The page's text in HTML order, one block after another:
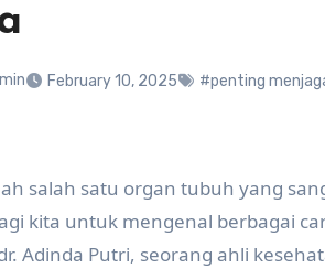
February 10, 2025 #penting
salah satu organ tubuh yang
kita untuk mengenal berbagai
Adinda Putri, seorang ahli